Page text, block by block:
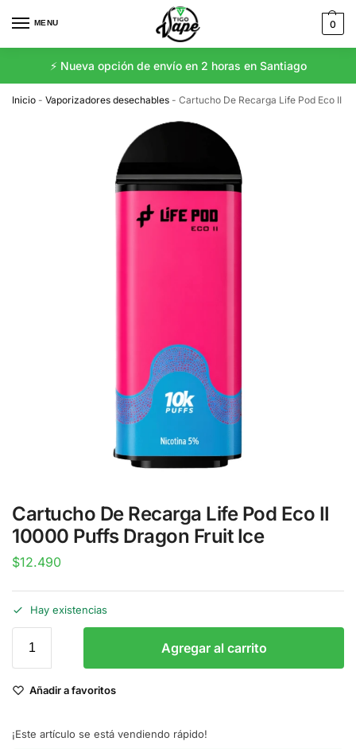
MENU 0
⚡️ Nueva opción de envío en 2 horas en Santiago
Inicio - Vaporizadores desechables - Cartucho De Recarga Life Pod Eco II
Cartucho De Recarga Life Pod Eco II
10000 Puffs Dragon Fruit Ice
$12.490
Hay existencias
Agregar al carrito
Añadir a favoritos
¡Este artículo se está vendiendo rápido!